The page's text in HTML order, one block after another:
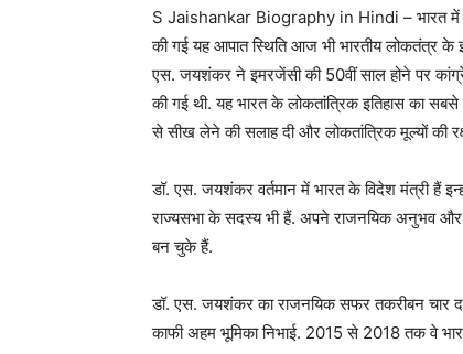
S Jaishankar Biography in Hindi – भारत में
की गई यह आपात स्थिति आज भी भारतीय लोकतंत्र के
एस. जयशंकर ने इमरजेंसी की 50वीं साल होने पर
की गई थी. यह भारत के लोकतांत्रिक इतिहास का
से सीख लेने की सलाह दी और लोकतांत्रिक मूल्यों की
डॉ. एस. जयशंकर वर्तमान में भारत के विदेश मंत्री हैं
राज्यसभा के सदस्य भी हैं. अपने राजनयिक अनुभव और
बन चुके हैं.
डॉ. एस. जयशंकर का राजनयिक सफर तकरीबन चार
काफी अहम भूमिका निभाई. 2015 से 2018 तक वे